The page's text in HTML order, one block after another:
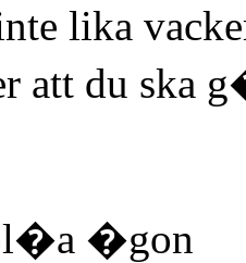
lika
att du ska
�gon